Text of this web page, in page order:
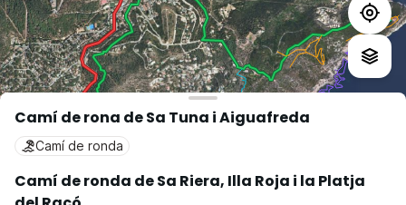
Camí de rona de Sa Tuna i Aiguafreda
Camí de ronda
Camí de ronda de Sa Riera, Illa Roja i la Platja